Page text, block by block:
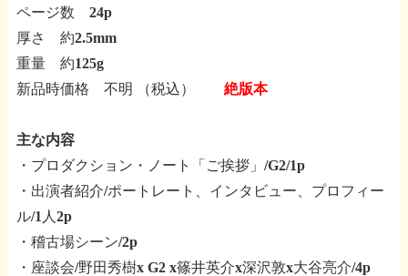
ページ数 24p
厚さ 約2.5mm
重量 約125g
新品時価格 不明 （税込） 絶版本
主な内容
・プロダクション・ノート「ご挨拶」/G2/1p
・出演者紹介/ポートレート、インタビュー、プロフィー
ル/1人2p
・稽古場シーン/2p
・座談会/野田秀樹x G2 x篠井英介x深沢敦x大谷亮介/4p